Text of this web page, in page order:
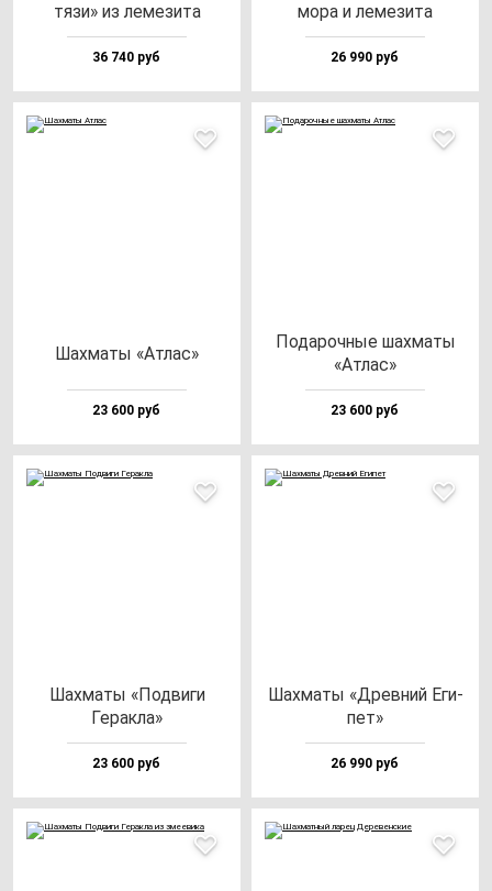
тя­зи» из ле­ме­зи­та
36 740 руб
мо­ра и ле­ме­зи­та
26 990 руб
Шах­ма­ты «Атлас»
23 600 руб
Пода­роч­ные шах­ма­ты
«Атлас»
23 600 руб
Шах­ма­ты «Под­ви­ги
Герак­ла»
23 600 руб
Шах­ма­ты «Древ­ний Еги­
пет»
26 990 руб